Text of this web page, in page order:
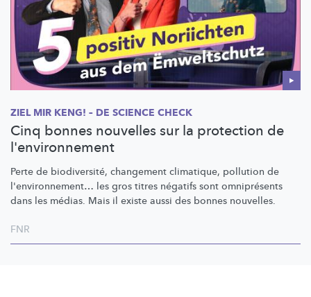
ZIEL MIR KENG! – DE SCIENCE CHECK
Cinq bonnes nouvelles sur la protection de
l'environnement
Perte de biodiversité, changement climatique, pollution de
l'environnement… les gros titres négatifs sont omniprésents
dans les médias. Mais il existe aussi des bonnes nouvelles.
FNR